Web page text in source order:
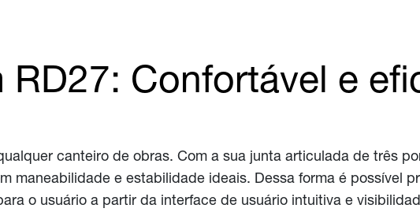
RD27: Confortável e
canteiro de obras. Com a sua junta articulada de três
maneabilidade e estabilidade ideais. Dessa forma é possível
o usuário a partir da interface de usuário intuitiva e